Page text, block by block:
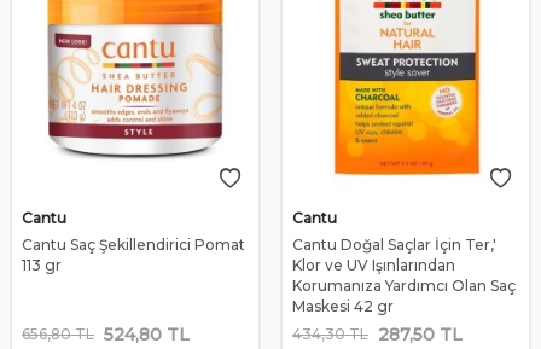
Cantu
Cantu Saç Şekillendirici Pomat
113 gr
656,80TL 524,80 TL
Cantu
Cantu Doğal Saçlar İçin Ter,'
Klor ve UV Işınlarından
Korumanıza Yardımcı Olan Saç
Maskesi 42 gr
434,30TL 287,50 TL